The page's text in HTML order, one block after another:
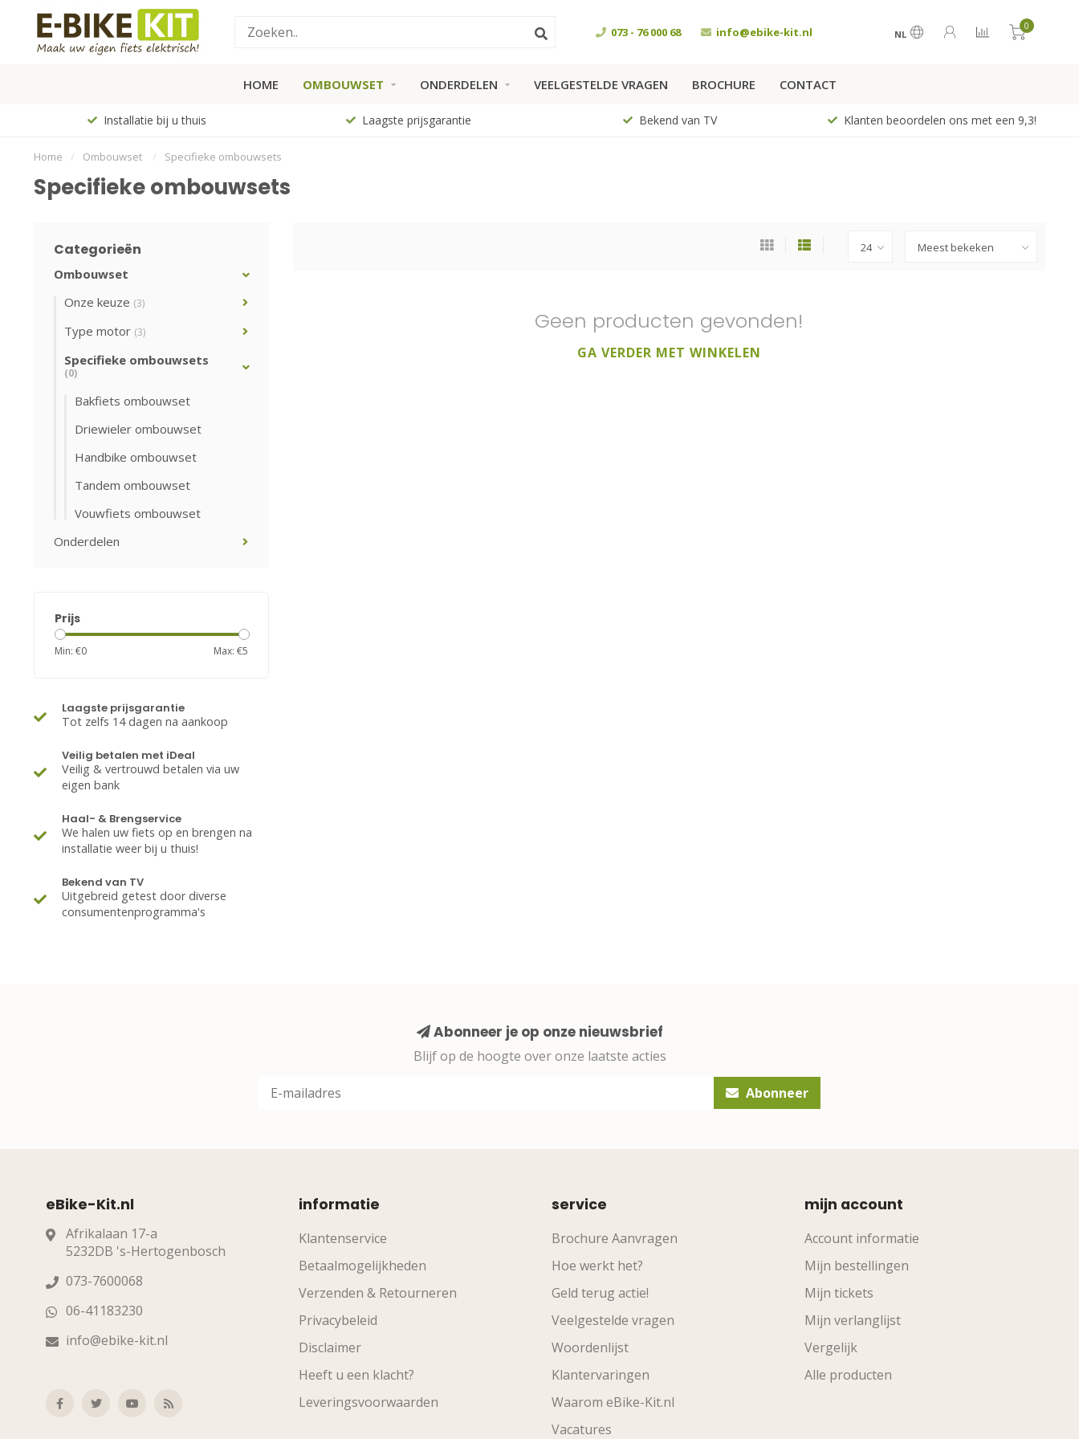
073 - 76 000 68 info@ebike-kit.nl NL
0
HOME OMBOUWSET ONDERDELEN VEELGESTELDE VRAGEN BROCHURE CONTACT
Installatie bij u thuis Laagste prijsgarantie Bekend van TV Klanten beoordelen ons met een 9,3!
Home / Ombouwset / Specifieke ombouwsets
Specifieke ombouwsets
Categorieën
Ombouwset
Onze keuze (3)
Type motor (3)
Specifieke ombouwsets
(0)
Bakfiets ombouwset
Driewieler ombouwset
Handbike ombouwset
Tandem ombouwset
Vouwfiets ombouwset
Onderdelen
Prijs
Min: €0 Max: €5
Laagste prijsgarantie
Tot zelfs 14 dagen na aankoop
Veilig betalen met iDeal
Veilig & vertrouwd betalen via uw
eigen bank
Haal- & Brengservice
We halen uw fiets op en brengen na
installatie weer bij u thuis!
Bekend van TV
Uitgebreid getest door diverse
consumentenprogramma's
Geen producten gevonden!
GA VERDER MET WINKELEN
Abonneer je op onze nieuwsbrief
Blijf op de hoogte over onze laatste acties
Abonneer
eBike-Kit.nl
Afrikalaan 17-a
5232DB 's-Hertogenbosch
073-7600068
06-41183230
info@ebike-kit.nl
informatie
Klantenservice
Betaalmogelijkheden
Verzenden & Retourneren
Privacybeleid
Disclaimer
Heeft u een klacht?
Leveringsvoorwaarden
service
Brochure Aanvragen
Hoe werkt het?
Geld terug actie!
Veelgestelde vragen
Woordenlijst
Klantervaringen
Waarom eBike-Kit.nl
Vacatures
mijn account
Account informatie
Mijn bestellingen
Mijn tickets
Mijn verlanglijst
Vergelijk
Alle producten